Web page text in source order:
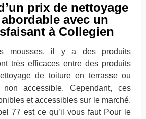
prix de nettoyage
avec un
à Collegien
mousses, il y a des produits
très efficaces entre des produits
de toiture en terrasse ou
accessible. Cependant, ces
et accessibles sur le marché.
77 est ce qu’il vous faut Pour le